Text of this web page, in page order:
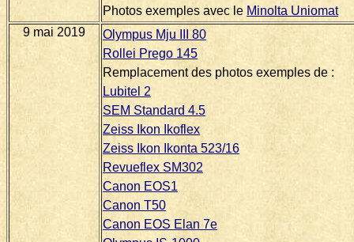
Photos exemples avec le Minolta Uniomat
9 mai 2019
Olympus Mju III 80
Rollei Prego 145
Remplacement des photos exemples de :
Lubitel 2
SEM Standard 4.5
Zeiss Ikon Ikoflex
Zeiss Ikon Ikonta 523/16
Revueflex SM302
Canon EOS1
Canon T50
Canon EOS Elan 7e